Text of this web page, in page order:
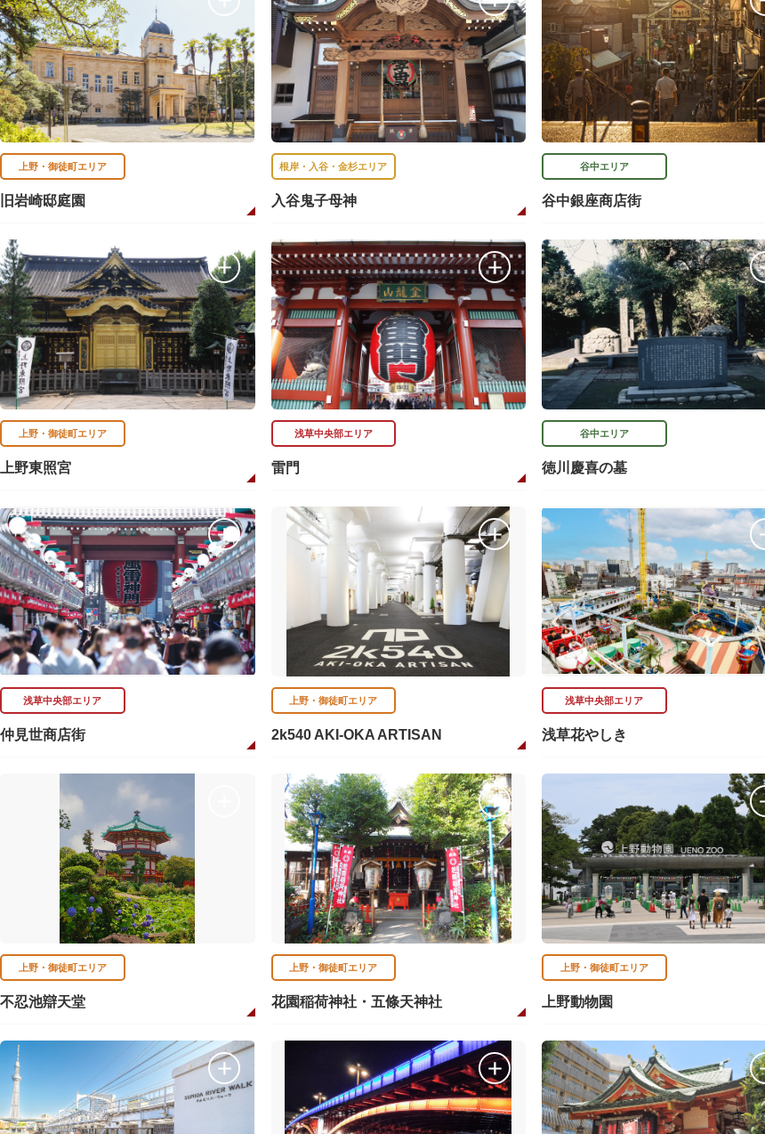
上野・御徒町エリア
旧岩崎邸庭園
根岸・入谷・金杉エリア
入谷鬼子母神
谷中エリア
谷中銀座商店街
上野・御徒町エリア
上野東照宮
浅草中央部エリア
雷門
谷中エリア
徳川慶喜の墓
浅草中央部エリア
仲見世商店街
上野・御徒町エリア
2k540 AKI-OKA ARTISAN
浅草中央部エリア
浅草花やしき
上野・御徒町エリア
不忍池辯天堂
上野・御徒町エリア
花園稲荷神社・五條天神社
上野・御徒町エリア
上野動物園